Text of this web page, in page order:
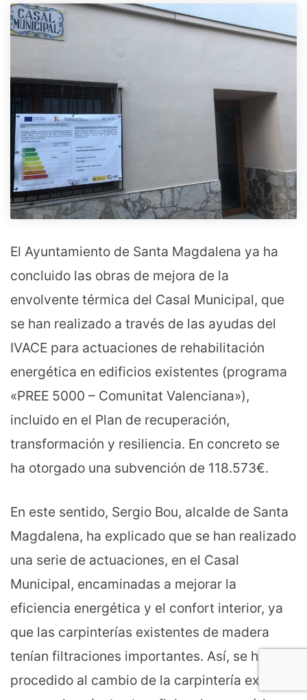
El Ayuntamiento de Santa Magdalena ya ha
concluido las obras de mejora de la
envolvente térmica del Casal Municipal, que
se han realizado a través de las ayudas del
IVACE para actuaciones de rehabilitación
energética en edificios existentes (programa
«PREE 5000 – Comunitat Valenciana»),
incluido en el Plan de recuperación,
transformación y resiliencia. En concreto se
ha otorgado una subvención de 118.573€.
En este sentido, Sergio Bou, alcalde de Santa
Magdalena, ha explicado que se han realizado
una serie de actuaciones, en el Casal
Municipal, encaminadas a mejorar la
eficiencia energética y el confort interior, ya
que las carpinterías existentes de madera
tenían filtraciones importantes. Así, se ha
procedido al cambio de la carpintería exterior